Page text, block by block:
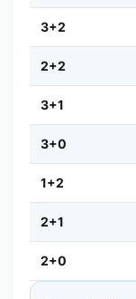
3+2
2+2
3+1
3+0
1+2
2+1
2+0